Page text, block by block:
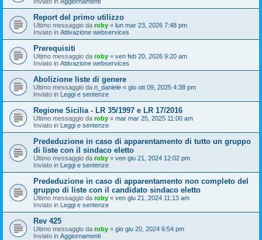
Report del primo utilizzo
Ultimo messaggio da roby « lun mar 23, 2026 7:48 pm
Inviato in Attivazione webservices
Prerequisiti
Ultimo messaggio da roby « ven feb 20, 2026 9:20 am
Inviato in Attivazione webservices
Abolizione liste di genere
Ultimo messaggio da n_daniele « gio ott 09, 2025 4:38 pm
Inviato in Leggi e sentenze
Regione Sicilia - LR 35/1997 e LR 17/2016
Ultimo messaggio da roby « mar mar 25, 2025 11:00 am
Inviato in Leggi e sentenze
Prededuzione in caso di apparentamento di tutto un gruppo
di liste con il sindaco eletto
Ultimo messaggio da roby « ven giu 21, 2024 12:02 pm
Inviato in Leggi e sentenze
Prededuzione in caso di apparentamento non completo del
gruppo di liste con il candidato sindaco eletto
Ultimo messaggio da roby « ven giu 21, 2024 11:13 am
Inviato in Leggi e sentenze
Rev 425
Ultimo messaggio da roby « gio giu 20, 2024 6:54 pm
Inviato in Aggiornamenti